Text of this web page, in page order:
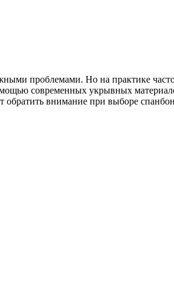
проблемами. Но на практике
современных укрывных
внимание при выборе